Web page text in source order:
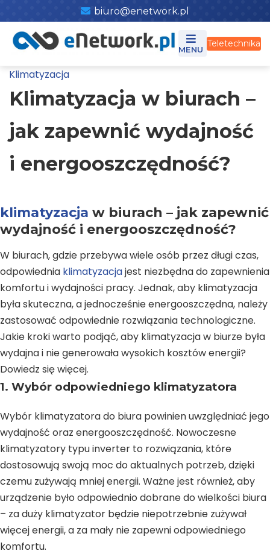
to
content
biuro@enetwork.pl
Teletechnika
Klimatyzacja
Klimatyzacja w biurach –
jak zapewnić wydajność
i energooszczędność?
klimatyzacja w biurach – jak zapewnić
wydajność i energooszczędność?
W biurach, gdzie przebywa wiele osób przez długi czas,
odpowiednia klimatyzacjajest niezbędna do zapewnienia
komfortu i wydajności pracy. Jednak, aby klimatyzacja
była skuteczna, a jednocześnie energooszczędna, należy
zastosować odpowiednie rozwiązania technologiczne.
Jakie kroki warto podjąć, aby klimatyzacja w biurze była
wydajna i nie generowała wysokich kosztów energii?
Dowiedz się więcej.
1. Wybór odpowiedniego klimatyzatora
Wybór klimatyzatora do biura powinien uwzględniać jego
wydajność oraz energooszczędność. Nowoczesne
klimatyzatory typu inverter to rozwiązania, które
dostosowują swoją moc do aktualnych potrzeb, dzięki
czemu zużywają mniej energii. Ważne jest również, aby
urządzenie było odpowiednio dobrane do wielkości biura
– za duży klimatyzator będzie niepotrzebnie zużywał
więcej energii, a za mały nie zapewni odpowiedniego
komfortu.